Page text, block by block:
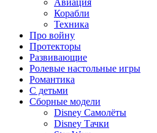
Авиация
Корабли
Техника
Про войну
Протекторы
Развивающие
Ролевые настольные игры
Романтика
С детьми
Сборные модели
Disney Самолёты
Disney Тачки